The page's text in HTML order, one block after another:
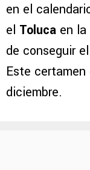
en el
el Toluca en la
de conseguir
Este
diciembre.